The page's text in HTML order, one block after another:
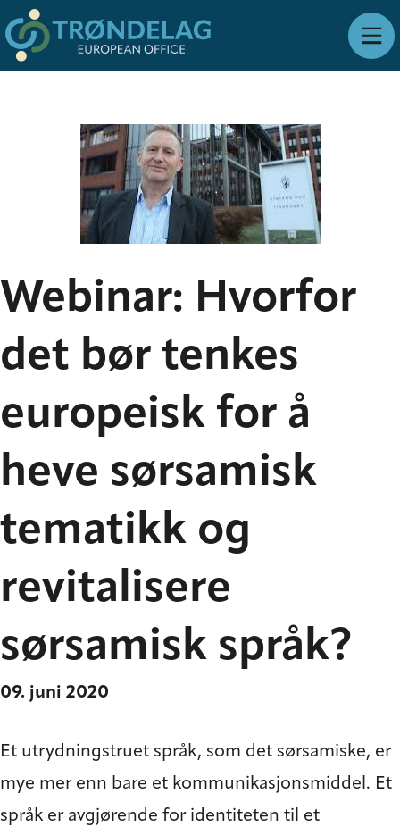
Webinar: Hvorfor
det bør tenkes
europeisk for å
heve sørsamisk
tematikk og
revitalisere
sørsamisk språk?
09. juni 2020
Et utrydningstruet språk, som det sørsamiske, er
mye mer enn bare et kommunikasjonsmiddel. Et
språk er avgjørende for identiteten til et